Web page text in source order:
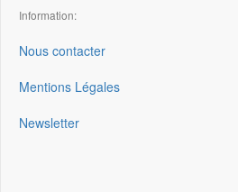
Information:
Nous contacter
Mentions Légales
Newsletter